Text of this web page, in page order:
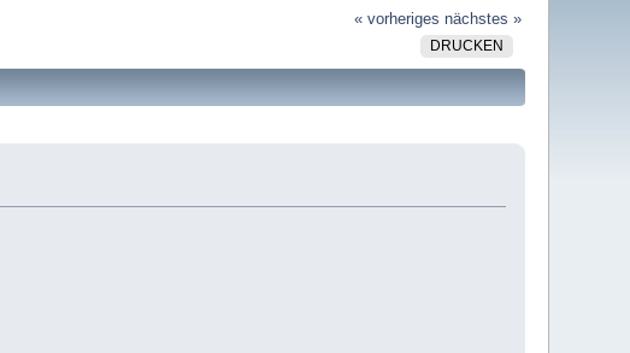
« vorheriges nächstes »
DRUCKEN